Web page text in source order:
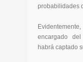
probabilidades
encargado
habrá captado